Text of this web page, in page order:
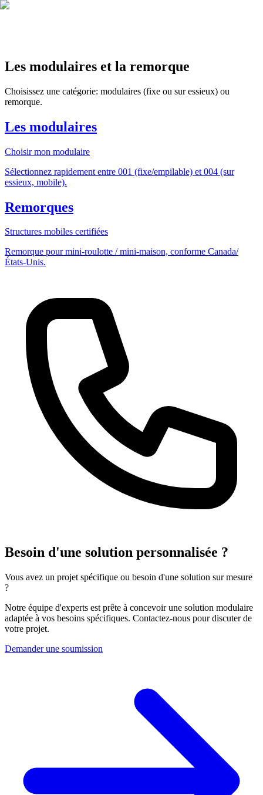
EN
Les modulaires et la remorque
Choisissez une catégorie: modulaires (fixe ou sur essieux) ou
remorque.
Les modulaires
Choisir mon modulaire
Sélectionnez rapidement entre 001 (fixe/empilable) et 004 (sur
essieux, mobile).
Remorques
Structures mobiles certifiées
Remorque pour mini‑roulotte / mini‑maison, conforme Canada/
États‑Unis.
Besoin d'une solution personnalisée ?
Vous avez un projet spécifique ou besoin d'une solution sur mesure
?
Notre équipe d'experts est prête à concevoir une solution modulaire
adaptée à vos besoins spécifiques. Contactez-nous pour discuter de
votre projet.
Demander une soumission